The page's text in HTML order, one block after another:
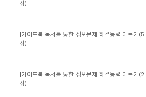
장)
[가이드북]독서를 통한 정보문제 해결능력 기르기(5
장)
[가이드북]독서를 통한 정보문제 해결능력 기르기(2
장)